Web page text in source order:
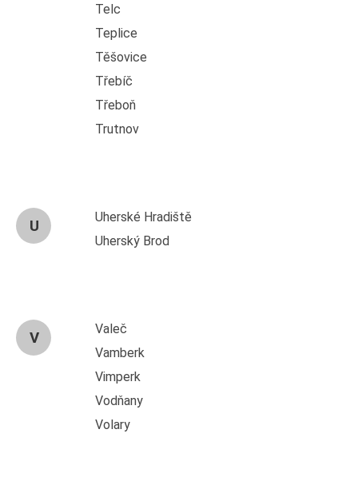
Telc
Teplice
Těšovice
Třebíč
Třeboň
Trutnov
U
Uherské Hradiště
Uherský Brod
V
Valeč
Vamberk
Vimperk
Vodňany
Volary